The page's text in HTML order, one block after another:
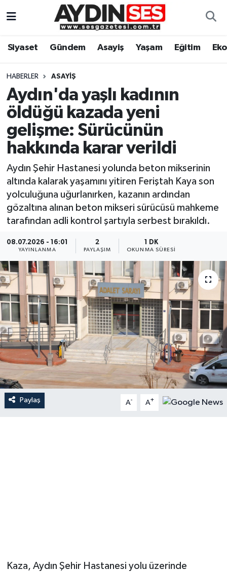
Siyaset Gündem Asayiş Yaşam Eğitim
HABERLER ASAYIŞ
Aydın'da yaşlı kadının
öldüğü kazada yeni
gelişme: Sürücünün
hakkında karar verildi
Aydın Şehir Hastanesi yolunda beton mikserinin
altında kalarak yaşamını yitiren Feriştah Kaya son
yolculuğuna uğurlanırken, kazanın ardından
gözaltına alınan beton mikseri sürücüsü mahkeme
tarafından adli kontrol şartıyla serbest bırakıldı.
08.07.2026 - 16:01
YAYINLANMA
2
PAYLAŞIM
1 DK
OKUNMA SÜRESI
Paylaş A- A+
Kaza, Aydın Şehir Hastanesi yolu üzerinde
Gündem
Siyaset
Ekonomi
Yaşam
Eğitim
Kültür Sanat
Spor
Aydın Hava Durumu
Aydin Namaz Vakitleri
Aydın Trafik Yoğunluk Haritası
Süper Lig Puan Durumu ve Fikstür
Tüm Manşetler
Son Dakika Haberleri
Haber Arşivi